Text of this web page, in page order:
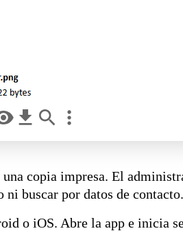
copia impresa. El
buscar por datos de contacto.
o iOS. Abre la app e inicia